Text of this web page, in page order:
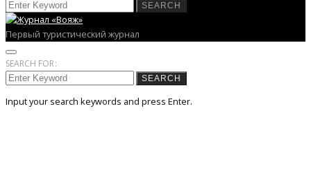
SEARCH
Первый туристический журнал
SEARCH FOR:
SEARCH
Input your search keywords and press Enter.